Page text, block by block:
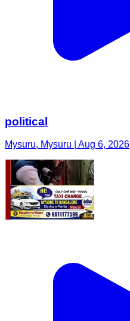
political
Mysuru, Mysuru | Aug 6, 2026